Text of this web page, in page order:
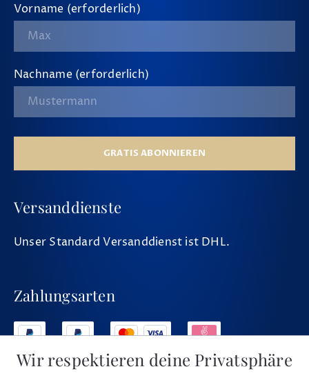
Vorname (erforderlich)
Nachname (erforderlich)
GRATIS ABONNIEREN
Versanddienste
Unser Standard Versanddienst ist DHL.
Zahlungsarten
Wir respektieren deine Privatsphäre